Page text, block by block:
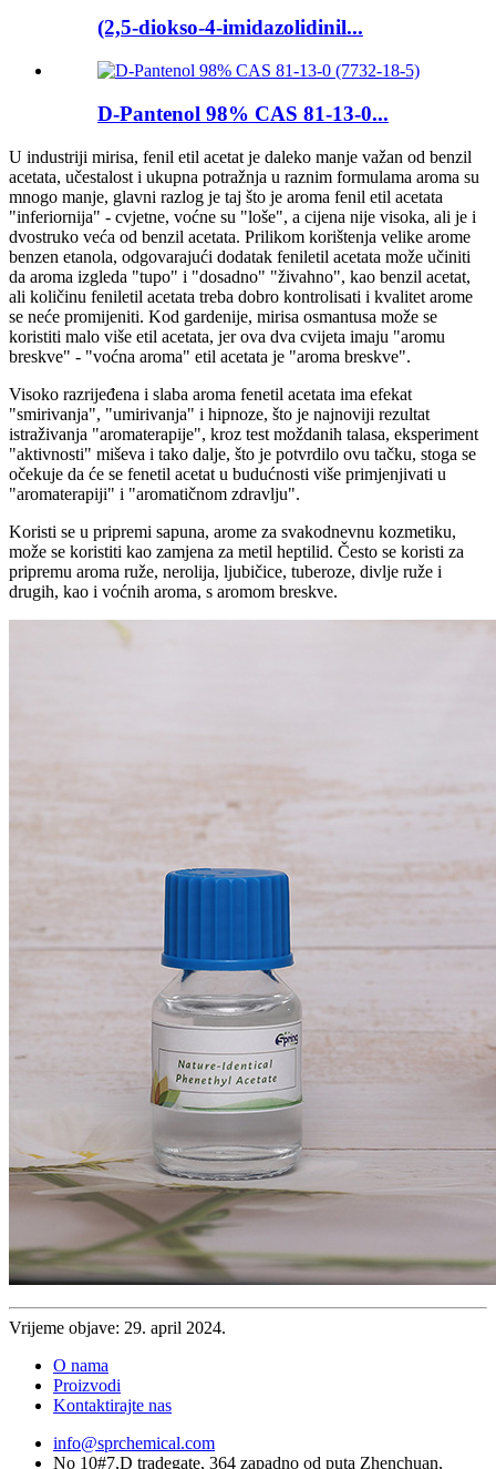
(2,5-diokso-4-imidazolidinil...
D-Pantenol 98% CAS 81-13-0...
U industriji mirisa, fenil etil acetat je daleko manje važan od benzil
acetata, učestalost i ukupna potražnja u raznim formulama aroma su
mnogo manje, glavni razlog je taj što je aroma fenil etil acetata
"inferiornija" - cvjetne, voćne su "loše", a cijena nije visoka, ali je i
dvostruko veća od benzil acetata. Prilikom korištenja velike arome
benzen etanola, odgovarajući dodatak feniletil acetata može učiniti
da aroma izgleda "tupo" i "dosadno" "živahno", kao benzil acetat,
ali količinu feniletil acetata treba dobro kontrolisati i kvalitet arome
se neće promijeniti. Kod gardenije, mirisa osmantusa može se
koristiti malo više etil acetata, jer ova dva cvijeta imaju "aromu
breskve" - ​​"voćna aroma" etil acetata je "aroma breskve".
Visoko razrijeđena i slaba aroma fenetil acetata ima efekat
"smirivanja", "umirivanja" i hipnoze, što je najnoviji rezultat
istraživanja "aromaterapije", kroz test moždanih talasa, eksperiment
"aktivnosti" miševa i tako dalje, što je potvrdilo ovu tačku, stoga se
očekuje da će se fenetil acetat u budućnosti više primjenjivati ​​u
"aromaterapiji" i "aromatičnom zdravlju".
Koristi se u pripremi sapuna, arome za svakodnevnu kozmetiku,
može se koristiti kao zamjena za metil heptilid. Često se koristi za
pripremu aroma ruže, nerolija, ljubičice, tuberoze, divlje ruže i
drugih, kao i voćnih aroma, s aromom breskve.
Vrijeme objave: 29. april 2024.
O nama
Proizvodi
Kontaktirajte nas
info@sprchemical.com
No 10#7,D tradegate, 364 zapadno od puta Zhenchuan,